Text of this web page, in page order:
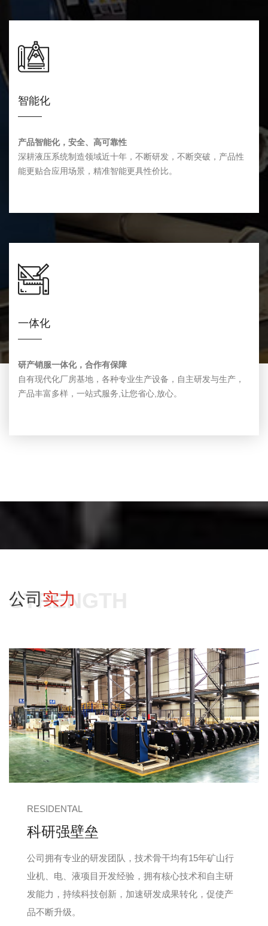
智能化
产品智能化，安全、高可靠性
深耕液压系统制造领域近十年，不断研发，不断突破，产品性
能更贴合应用场景，精准智能更具性价比。
一体化
研产销服一体化，合作有保障
自有现代化厂房基地，各种专业生产设备，自主研发与生产，
产品丰富多样，一站式服务,让您省心,放心。
STRENGTH
公司 实力
RESIDENTAL
科研强壁垒
公司拥有专业的研发团队，技术骨干均有15年矿山行
业机、电、液项目开发经验，拥有核心技术和自主研
发能力，持续科技创新，加速研发成果转化，促使产
品不断升级。